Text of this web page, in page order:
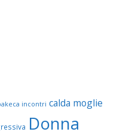
incontri calda moglie
Donna